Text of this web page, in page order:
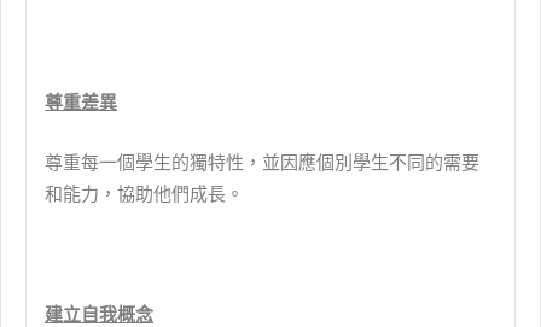
尊重差異
尊重每一個學生的獨特性，並因應個別學生不同的需要
和能力，協助他們成長。
建立自我概念